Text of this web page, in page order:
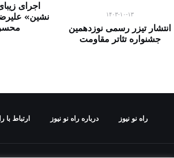
۱۴۰۳-۱۰-۱۳
انتشار تیزر رسمی نوزدهمین
جشنواره تئاتر مقاومت
اجرای
نشین»
راه نو نیوز درباره راه‌ نو نیوز ارتباط با